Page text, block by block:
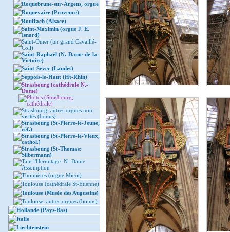
Roquebrune-sur-Argens, orgue
Roquevaire (Provence)
Rouffach (Alsace)
Saint-Maximin (orgue J. E.
Isnard)
Saint-Omer (un grand Cavaillé-
Coll)
Saint-Raphaël (N.-Dame-de-la-
Victoire)
Saint-Sever (Landes)
Seppois-le-Haut (Ht-Rhin)
Strasbourg (cathédrale N.-
Dame)
Photos (Strasbourg,
cathédrale)
Strasbourg: autres orgues non
visités (bonus)
Strasbourg (St-Pierre-le-Jeune,
réf.)
Strasbourg (St-Pierre-le-Vieux,
cathol.)
Strasbourg (St-Thomas:
Silbermann)
Tain l'Hermitage: N.-Dame
Assomption
Thomières (orgue Micot)
Toulouse (cathédrale St-Etienne)
Toulouse (Musée des Augustins)
Toulouse: autres orgues (bonus)
Hollande (Pays-Bas)
Italie
Liechtenstein